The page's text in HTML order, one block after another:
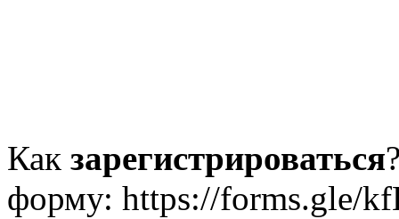
Как зарегистрироваться
форму: https://forms.gle/